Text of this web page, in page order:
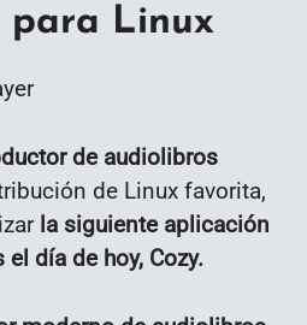
para Linux
de audiolibros
de Linux favorita,
la siguiente aplicación
día de hoy, Cozy.